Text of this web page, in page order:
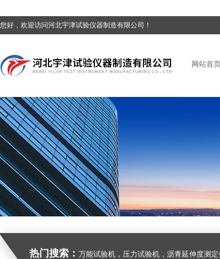
您好，欢迎访问河北宇津试验仪器制造有限公司！
网站首
热门搜索： 万能试验机，压力试验机，沥青延伸度测定仪，沥青混合料拌合机，全自动沥青混合料离心式抽提仪，马歇尔电动